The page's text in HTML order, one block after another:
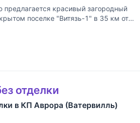
красивый загородный
поселке "Витязь-1" в 35 км от
302м2, на участке 12 соток
отделки
в КП Аврора (Ватервилль)